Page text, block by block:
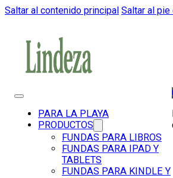
Saltar al contenido principal Saltar al pie
PARA LA PLAYA
PRODUCTOS
FUNDAS PARA LIBROS
FUNDAS PARA IPAD Y
TABLETS
FUNDAS PARA KINDLE Y